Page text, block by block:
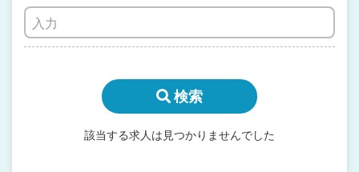
検索
該当する求人は見つかりませんでした